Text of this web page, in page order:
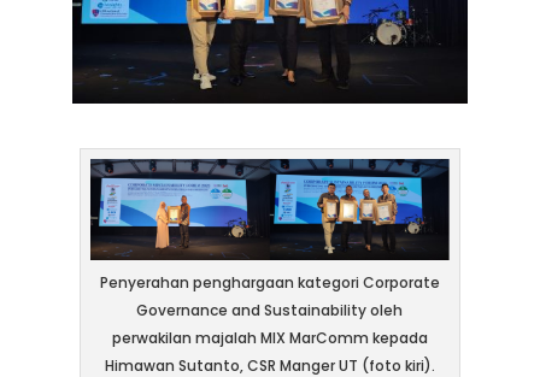
Penyerahan penghargaan kategori Corporate
Governance and Sustainability oleh
perwakilan majalah MIX MarComm kepada
Himawan Sutanto, CSR Manger UT (foto kiri).